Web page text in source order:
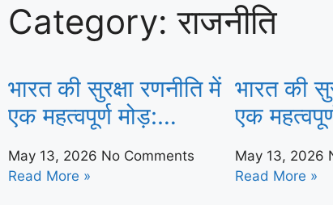
Category: राजनीति
भारत की सुरक्षा रणनीति में
एक महत्वपूर्ण मोड़:
नक्सलवाद के भाग्य के लिए
रायपुर शिखर सम्मेलन का
May 13, 2026 No Comments
Read More »
भारत की
एक
नक्सलवाद
रायपुर
May 13, 2026
Read More »